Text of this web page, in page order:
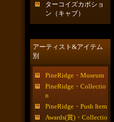
ターコイズカボショ
ン（キャブ）
アーティスト&アイテム
別
PineRidge・Museum
PineRidge・Collectio
n
PineRidge・Push Item
Awards(賞)・Collectio